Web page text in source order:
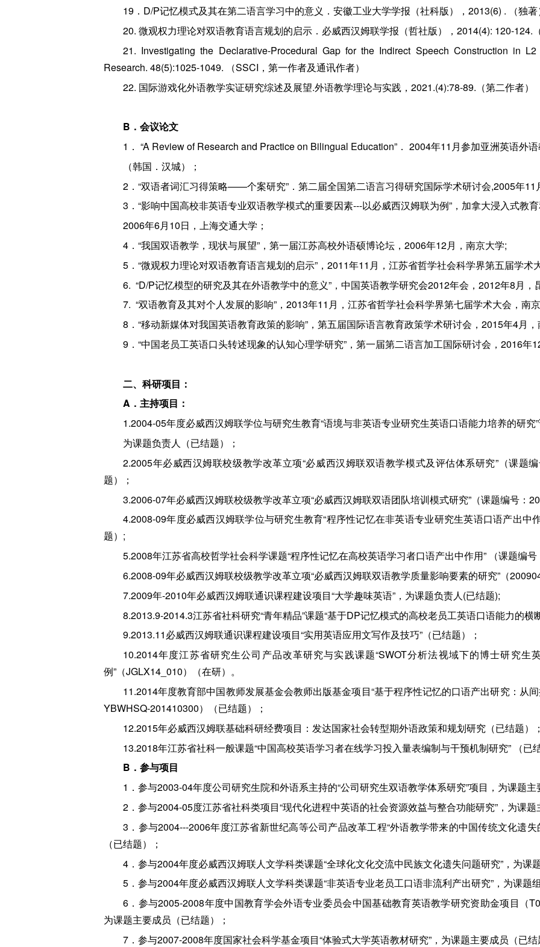
19．D/P记忆模式及其在第二语言学习中的意义．安徽工业大学学报（社科版），2013(6) . （独
20. 微观权力理论对双语教育语言规划的启示．必威西汉姆联学报（哲社版），2014(4): 120-124.
21. Investigating the Declarative-Procedural Gap for the Indirect Speech Construction in
Research. 48(5):1025-1049. （SSCI，第一作者及通讯作者）
22. 国际游戏化外语教学实证研究综述及展望.外语教学理论与实践，2021.(4):78-89. （第二作者）
B．会议论文
1． “A Review of Research and Practice on Bilingual Education”． 2004年11月参加亚洲英语外
（韩国．汉城）；
2．“双语者词汇习得策略——个案研究”．第二届全国第二语言习得研究国际学术研讨会,2005年11
3．“影响中国高校非英语专业双语教学模式的重要因素---以必威西汉姆联为例”，加拿大浸入式教
2006年6月10日，上海交通大学；
4．“我国双语教学，现状与展望”，第一届江苏高校外语硕博论坛，2006年12月，南京大学;
5．“微观权力理论对双语教育语言规划的启示”，2011年11月，江苏省哲学社会科学界第五届学术
6. “D/P记忆模型的研究及其在外语教学中的意义”，中国英语教学研究会2012年会，2012年8月，
7. “双语教育及其对个人发展的影响”，2013年11月，江苏省哲学社会科学界第七届学术大会，南
8．“移动新媒体对我国英语教育政策的影响”，第五届国际语言教育政策学术研讨会，2015年4月
9．“中国老员工英语口头转述现象的认知心理学研究”，第一届第二语言加工国际研讨会，2016年
二、科研项目：
A．主持项目：
1.2004-05年度必威西汉姆联学位与研究生教育“语境与非英语专业研究生英语口语能力培养的研
为课题负责人（已结题）；
2.2005年必威西汉姆联校级教学改革立项“必威西汉姆联双语教学模式及评估体系研究”（课题
题）；
3.2006-07年必威西汉姆联校级教学改革立项“必威西汉姆联双语团队培训模式研究”（课题编号：
4.2008-09年度必威西汉姆联学位与研究生教育“程序性记忆在非英语专业研究生英语口语产出中
题）;
5.2008年江苏省高校哲学社会科学课题“程序性记忆在高校英语学习者口语产出中作用” （课题编
6.2008-09年必威西汉姆联校级教学改革立项“必威西汉姆联双语教学质量影响要素的研究”（
7.2009年-2010年必威西汉姆联通识课程建设项目“大学趣味英语”，为课题负责人(已结题);
8.2013.9-2014.3江苏省社科研究“青年精品”课题“基于DP记忆模式的高校老员工英语口语能力的横
9.2013.11必威西汉姆联通识课程建设项目“实用英语应用文写作及技巧”（已结题）；
10.2014年度江苏省研究生公司产品改革研究与实践课题“SWOT分析法视域下的博士研究生
例”（JGLX14_010）（在研）。
11.2014年度教育部中国教师发展基金会教师出版基金项目“基于程序性记忆的口语产出研究：从
YBWHSQ-201410300）（已结题）；
12.2015年必威西汉姆联基础科研经费项目：发达国家社会转型期外语政策和规划研究（已结题）
13.2018年江苏省社科一般课题“中国高校英语学习者在线学习投入量表编制与干预机制研究” （已
B．参与项目
1．参与2003-04年度公司研究生院和外语系主持的“公司研究生双语教学体系研究”项目，为课题
2．参与2004-05度江苏省社科类项目“现代化进程中英语的社会资源效益与整合功能研究”，为课
3．参与2004---2006年度江苏省新世纪高等公司产品改革工程“外语教学带来的中国传统文化遗
（已结题）；
4．参与2004年度必威西汉姆联人文学科类课题“全球化文化交流中民族文化遗失问题研究”，为课
5．参与2004年度必威西汉姆联人文学科类课题“非英语专业老员工口语非流利产出研究”，为课题
6．参与2005-2008年度中国教育学会外语专业委员会中国基础教育英语教学研究资助金项目（
为课题主要成员（已结题）；
7．参与2007-2008年度国家社会科学基金项目“体验式大学英语教材研究”，为课题主要成员（已